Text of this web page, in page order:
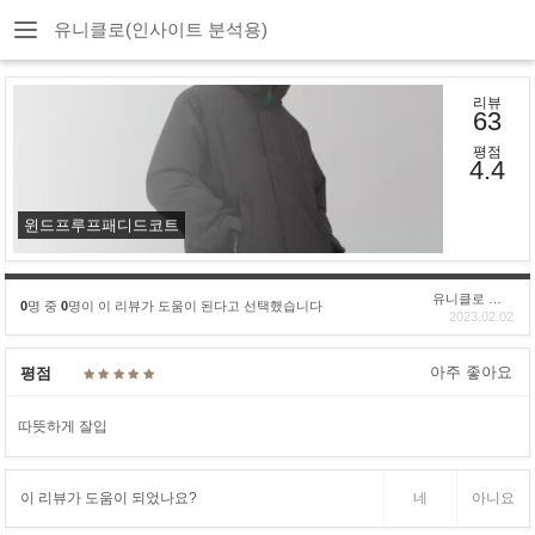
유니클로(인사이트 분석용)
윈드프루프패디드코트
리뷰
63
평점
4.4
0명 중 0명이 이 리뷰가 도움이 된다고 선택했습니다
2023.02.02
평점 아주 좋아요
따뜻하게 잘입
이 리뷰가 도움이 되었나요? 네 아니요